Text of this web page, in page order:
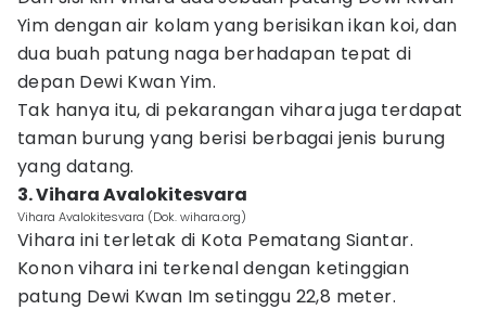
Yim dengan air kolam yang berisikan ikan koi, dan
dua buah patung naga berhadapan tepat di
depan Dewi Kwan Yim.
Tak hanya itu, di pekarangan vihara juga terdapat
taman burung yang berisi berbagai jenis burung
yang datang.
3. Vihara Avalokitesvara
Vihara Avalokitesvara (Dok. wihara.org)
Vihara ini terletak di Kota Pematang Siantar.
Konon vihara ini terkenal dengan ketinggian
patung Dewi Kwan Im setinggu 22,8 meter.